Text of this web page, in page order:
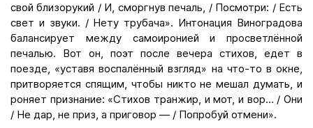
свой близорукий / И, сморгнув печаль, / Посмотри: / Есть
свет и звуки. / Нету трубача». Интонация Виноградова
балансирует между самоиронией и просветлённой
печалью. Вот он, поэт после вечера стихов, едет в
поезде, «уставя воспалённый взгляд» на что-то в окне,
притворяется спящим, чтобы никто не мешал думать, и
роняет признание: «Стихов транжир, и мот, и вор… / Они
/ Не дар, не приз, а приговор — / Попробуй отмени».